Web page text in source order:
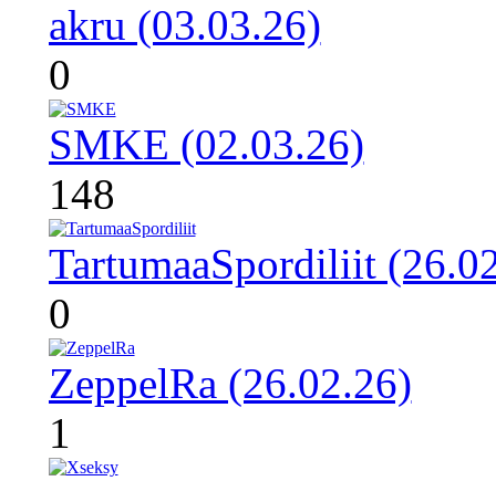
akru (03.03.26)
0
SMKE (02.03.26)
148
TartumaaSpordiliit
0
ZeppelRa (26.02.26)
1